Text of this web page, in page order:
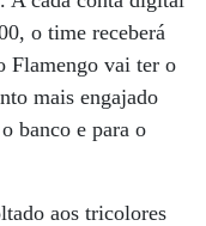
o time receberá
Flamengo vai ter o
mais engajado
banco e para o
aos tricolores